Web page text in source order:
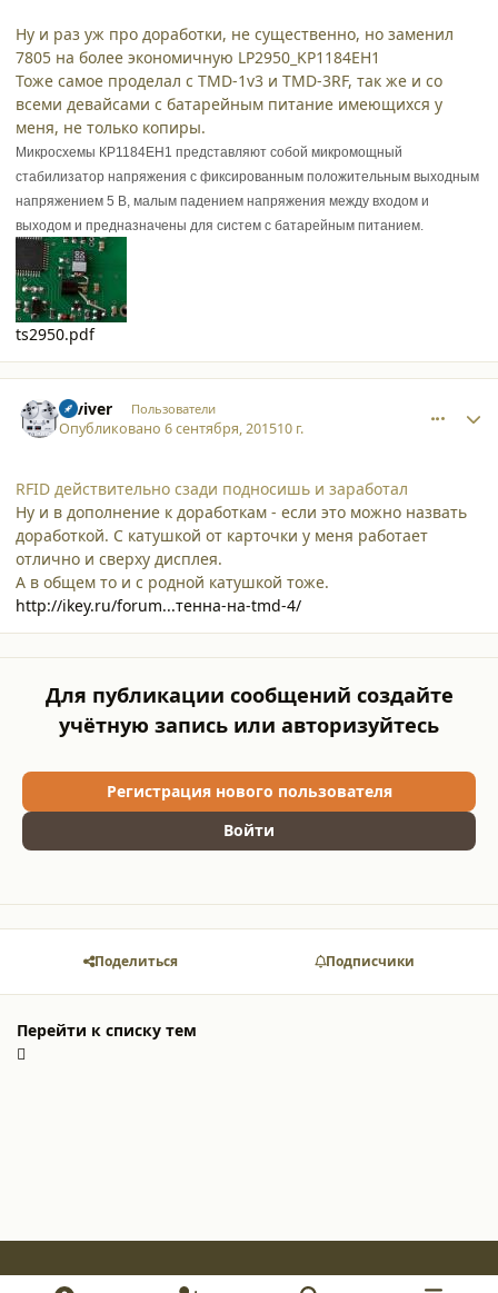
Ну и раз уж про доработки, не существенно, но заменил
7805 на более экономичную LP2950_KP1184EH1
Тоже самое проделал с TMD-1v3 и TMD-3RF, так же и со
всеми девайсами с батарейным питание имеющихся у
меня, не только копиры.
Микросхемы КР1184ЕН1 представляют собой микромощный
стабилизатор напряжения с фиксированным положительным выходным
напряжением 5 В, малым падением напряжения между входом и
выходом и предназначены для систем с батарейным питанием.
ts2950.pdf
reviver Пользователи
Опубликовано6 сентября, 201510 г.
RFID действительно сзади подносишь и заработал
Ну и в дополнение к доработкам - если это можно назвать
доработкой. С катушкой от карточки у меня работает
отлично и сверху дисплея.
А в общем то и с родной катушкой тоже.
http://ikey.ru/forum...тенна-на-tmd-4/
Для публикации сообщений создайте
учётную запись или авторизуйтесь
Регистрация нового пользователя
Войти
Поделиться Подписчики
Перейти к списку тем